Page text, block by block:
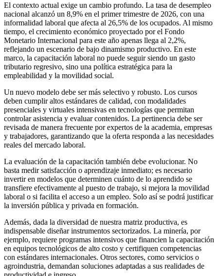
El contexto actual exige un cambio profundo. La tasa de desempleo
nacional alcanzó un 8,9% en el primer trimestre de 2026, con una
informalidad laboral que afecta al 26,5% de los ocupados. Al mismo
tiempo, el crecimiento económico proyectado por el Fondo
Monetario Internacional para este año apenas llega al 2,2%,
reflejando un escenario de bajo dinamismo productivo. En este
marco, la capacitación laboral no puede seguir siendo un gasto
tributario regresivo, sino una política estratégica para la
empleabilidad y la movilidad social.
Un nuevo modelo debe ser más selectivo y robusto. Los cursos
deben cumplir altos estándares de calidad, con modalidades
presenciales y virtuales intensivas en tecnologías que permitan
controlar asistencia y evaluar contenidos. La pertinencia debe ser
revisada de manera frecuente por expertos de la academia, empresas
y trabajadores, garantizando que la oferta responda a las necesidades
reales del mercado laboral.
La evaluación de la capacitación también debe evolucionar. No
basta medir satisfacción o aprendizaje inmediato; es necesario
invertir en modelos que determinen cuánto de lo aprendido se
transfiere efectivamente al puesto de trabajo, si mejora la movilidad
laboral o si facilita el acceso a un empleo. Solo así se podrá justificar
la inversión pública y privada en formación.
Además, dada la diversidad de nuestra matriz productiva, es
indispensable diseñar instrumentos sectorizados. La minería, por
ejemplo, requiere programas intensivos que financien la capacitación
en equipos tecnológicos de alto costo y certifiquen competencias
con estándares internacionales. Otros sectores, como servicios o
agroindustria, demandan soluciones adaptadas a sus realidades de